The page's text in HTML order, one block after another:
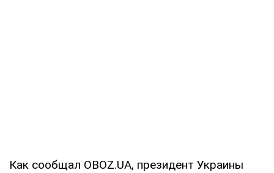
Как сообщал OBOZ.UA, президент Украины